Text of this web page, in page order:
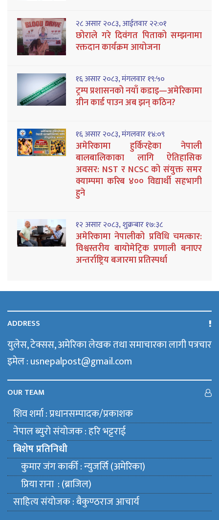
२८ असार २०८३, आईतवार २२:०१
छोराले गरे दिवंगत पिताको सम्झनामा
रक्तदान कार्यक्रम आयोजना
१६ असार २०८३, मंगलवार १९:५०
ट्रम्प प्रशासनको नयाँ कडाइ—अमेरिकामा
ग्रीन कार्ड पाउन अब झन् कठिन?
१६ असार २०८३, मंगलवार १४:०९
अमेरिकामा हुर्किरहेका नेपाली
बालबालिकाका लागि ऐतिहासिक
अवसर: NST र NCSC को संयुक्त समर
क्याम्पमा करिब ४०० विद्यार्थी सहभागी
हुने
१२ असार २०८३, शुक्रबार १७:३८
अमेरिकामा नेपालीको प्रविधि चमत्कार:
विश्वस्तरीय बायोमेट्रिक प्रणाली बनाएर
अन्तर्राष्ट्रिय बजारमा प्रतिस्पर्धा
ADDRESS
युलेस, टेक्सस, अमेरिका लेखक तथा समाचारका लागी पत्रचार
इमेल : usnepalpost@gmail.com
OUR TEAM
शिव शर्मा : प्रधानसम्पादक/प्रकाशक
नेपाल ब्युराे संयाेजक : हरि भट्टराई
बिशेष प्रतिनिधी
कुमार जंग कार्की : न्युजर्सि (अमेरिका)
प्रिया राना : (ब्राजिल)
साहित्य संयाेजक : बैकुण्ठराज आचार्य